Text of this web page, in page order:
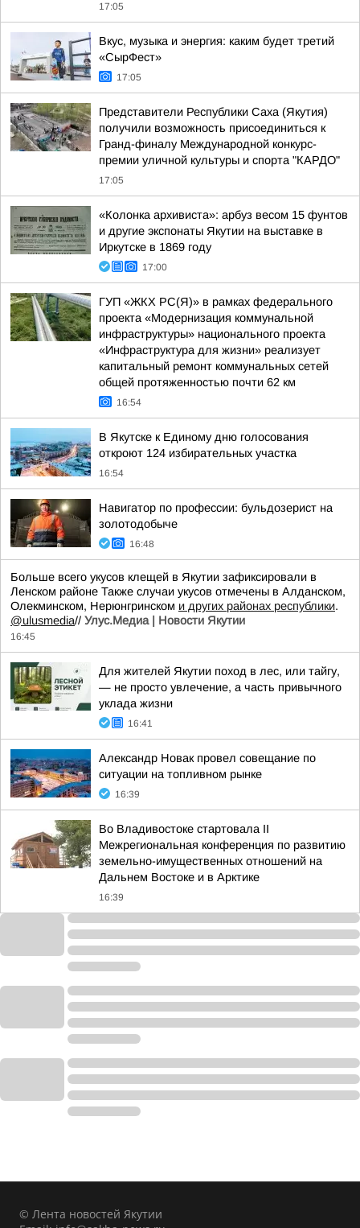
17:05
Вкус, музыка и энергия: каким будет третий
«СырФест»
17:05
Представители Республики Саха (Якутия)
получили возможность присоединиться к
Гранд-финалу Международной конкурс-
премии уличной культуры и спорта "КАРДО"
17:05
«Колонка архивиста»: арбуз весом 15 фунтов
и другие экспонаты Якутии на выставке в
Иркутске в 1869 году
17:00
ГУП «ЖКХ РС(Я)» в рамках федерального
проекта «Модернизация коммунальной
инфраструктуры» национального проекта
«Инфраструктура для жизни» реализует
капитальный ремонт коммунальных сетей
общей протяженностью почти 62 км
16:54
В Якутске к Единому дню голосования
откроют 124 избирательных участка
16:54
Навигатор по профессии: бульдозерист на
золотодобыче
16:48
Больше всего укусов клещей в Якутии зафиксировали в
Ленском районе Также случаи укусов отмечены в Алданском,
Олекминском, Нерюнгринском и других районах республики.
@ulusmedia// Улус.Медиа | Новости Якутии
16:45
Для жителей Якутии поход в лес, или тайгу,
— не просто увлечение, а часть привычного
уклада жизни
16:41
Александр Новак провел совещание по
ситуации на топливном рынке
16:39
Во Владивостоке стартовала II
Межрегиональная конференция по развитию
земельно-имущественных отношений на
Дальнем Востоке и в Арктике
16:39
© Лента новостей Якутии